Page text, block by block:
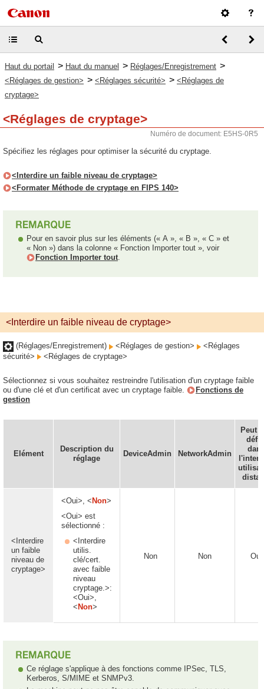
Haut du portail > Haut du manuel > Réglages/Enregistrement >
<Réglages de gestion> > <Réglages sécurité> > <Réglages de
cryptage>
<Réglages de cryptage>
Numéro de document: E5HS-0R5
Spécifiez les réglages pour optimiser la sécurité du cryptage.
<Interdire un faible niveau de cryptage>
<Formater Méthode de cryptage en FIPS 140>
Pour en savoir plus sur les éléments (« A », « B », « C » et
« Non ») dans la colonne « Fonction Importer tout », voir
Fonction Importer tout.
<Interdire un faible niveau de cryptage>
(Réglages/Enregistrement) <Réglages de gestion>
<Réglages
sécurité>
<Réglages de cryptage>
Sélectionnez si vous souhaitez restreindre l'utilisation d'un cryptage faible
ou d'une clé et d'un certificat avec un cryptage faible.
Fonctions de
gestion
Elément
Description du
réglage
DeviceAdmin NetworkAdmin
Peut
<Interdire
un faible
niveau de
cryptage>
<Oui>, < Non>
<Oui> est
sélectionné :
<Interdire
utilis.
clé/cert.
avec faible
niveau
cryptage.>:
<Oui>,
< Non>
Non Non Oui
Ce réglage s'applique à des fonctions comme IPSec, TLS,
Kerberos, S/MIME et SNMPv3.